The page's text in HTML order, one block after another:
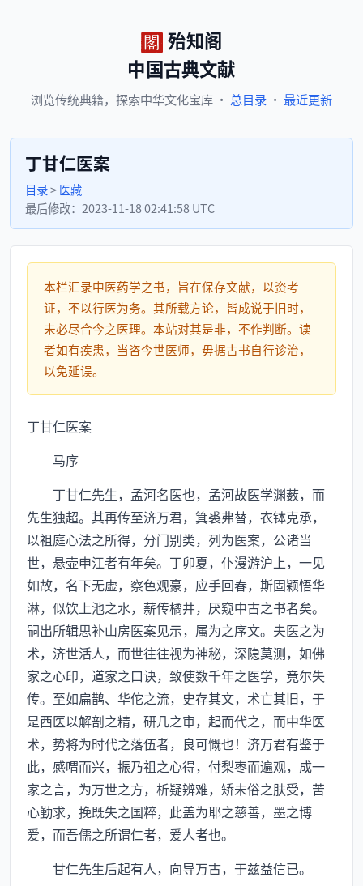
殆知阁
中国古典文献
浏览传统典籍， 探索中华文化宝库 · 总目录 · 最近更新
丁甘仁医案
目录>医藏
最后修改： 2023-11-18 02:41:58 UTC
本栏汇录中医药学之书，旨在保存文献，以资考
证，不以行医为务。其所载方论，皆成说于旧时，
未必尽合今之医理。本站对其是非，不作判断。读
者如有疾患，当咨今世医师，毋据古书自行诊治，
以免延误。
丁甘仁医案
马序
丁甘仁先生，孟河名医也，孟河故医学渊薮，而
先生独超。其再传至济万君，箕裘弗替，衣钵克承，
以祖庭心法之所得，分门别类，列为医案，公诸当
世，悬壶申江者有年矣。丁卯夏，仆漫游沪上，一见
如故，名下无虚，察色观豪，应手回春，斯固颖悟华
淋，似饮上池之水，薪传橘井，厌窥中古之书者矣。
嗣出所辑思补山房医案见示，属为之序文。夫医之为
术，济世活人，而世往往视为神秘，深隐莫测，如佛
家之心印，道家之口诀，致使数千年之医学，竟尔失
传。至如扁鹊、华佗之流，史存其文，术亡其旧，于
是西医以解剖之精，研几之审，起而代之，而中华医
术，势将为时代之落伍者，良可慨也！济万君有鉴于
此，感喟而兴，振乃祖之心得，付梨枣而遍观，成一
家之言，为万世之方，析疑辨难，矫未俗之肤受，苦
心勤求，挽既失之国粹，此盖为耶之慈善，墨之博
爱，而吾儒之所谓仁者，爱人者也。
甘仁先生后起有人，向导万古，于兹益信已。